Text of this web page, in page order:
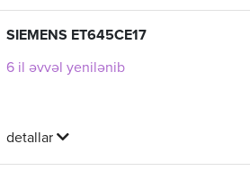
SIEMENS ET645CE17
6 il əvvəl yenilənib
detallar